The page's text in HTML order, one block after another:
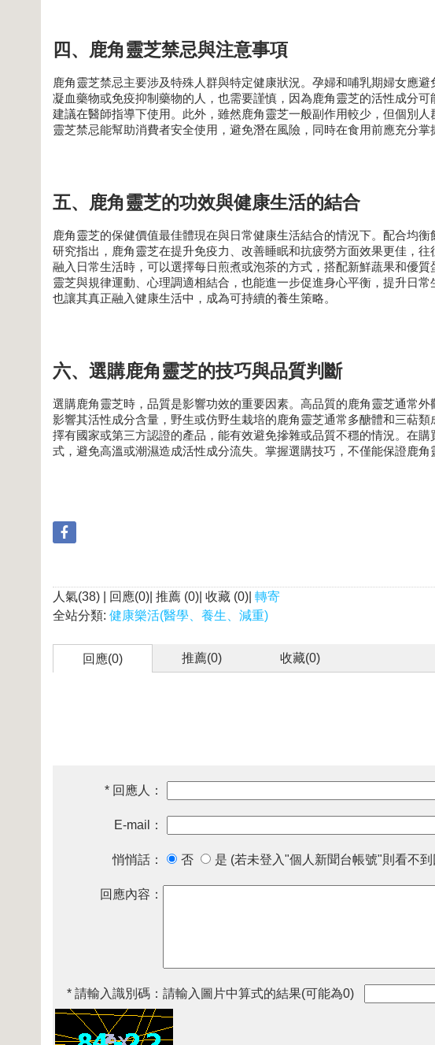
四、鹿角靈芝禁忌與注意事項
鹿角靈芝禁忌主要涉及特殊人群與特定健康狀況。孕婦和哺乳期婦女應
凝血藥物或免疫抑制藥物的人，也需要謹慎，因為鹿角靈芝的活性成分
建議在醫師指導下使用。此外，雖然鹿角靈芝一般副作用較少，但個別
靈芝禁忌能幫助消費者安全使用，避免潛在風險，同時在食用前應充分
五、鹿角靈芝的功效與健康生活的結合
鹿角靈芝的保健價值最佳體現在與日常健康生活結合的情況下。配合均
研究指出，鹿角靈芝在提升免疫力、改善睡眠和抗疲勞方面效果更佳，
融入日常生活時，可以選擇每日煎煮或泡茶的方式，搭配新鮮蔬果和優
靈芝與規律運動、心理調適相結合，也能進一步促進身心平衡，提升日
也讓其真正融入健康生活中，成為可持續的養生策略。
六、選購鹿角靈芝的技巧與品質判斷
選購鹿角靈芝時，品質是影響功效的重要因素。高品質的鹿角靈芝通常
影響其活性成分含量，野生或仿野生栽培的鹿角靈芝通常多醣體和三萜
擇有國家或第三方認證的產品，能有效避免摻雜或品質不穩的情況。在
式，避免高溫或潮濕造成活性成分流失。掌握選購技巧，不僅能保證鹿
人氣(38) | 回應(0)| 推薦 (0)| 收藏 (0)| 轉寄
全站分類: 健康樂活(醫學、養生、減重)
回應(0) 推薦(0) 收藏(0)
* 回應人：
E-mail：
悄悄話： 否 是 (若未登入"個人新聞台帳號"則看不到
回應內容：
* 請輸入識別碼： 請輸入圖片中算式的結果(可能為0)